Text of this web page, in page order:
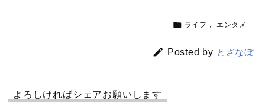
 ライフ , エンタメ
 Posted by とざなぼ
よろしければシェアお願いします